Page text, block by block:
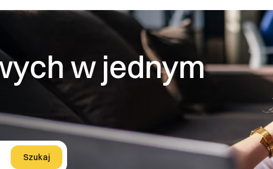
w jednym
Szukaj